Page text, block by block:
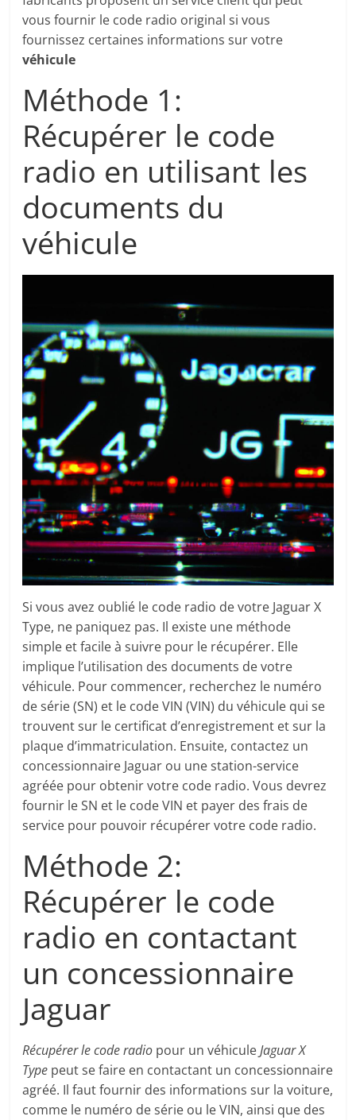
vous fournir le code radio original si vous
fournissez certaines informations sur votre
véhicule
Méthode 1:
Récupérer le code
radio en utilisant les
documents du
véhicule
Si vous avez oublié le code radio de votre Jaguar X
Type, ne paniquez pas. Il existe une méthode
simple et facile à suivre pour le récupérer. Elle
implique l’utilisation des documents de votre
véhicule. Pour commencer, recherchez le numéro
de série (SN) et le code VIN (VIN) du véhicule qui se
trouvent sur le certificat d’enregistrement et sur la
plaque d’immatriculation. Ensuite, contactez un
concessionnaire Jaguar ou une station-service
agréée pour obtenir votre code radio. Vous devrez
fournir le SN et le code VIN et payer des frais de
service pour pouvoir récupérer votre code radio.
Méthode 2:
Récupérer le code
radio en contactant
un concessionnaire
Jaguar
Récupérer le code radio pour un véhiculeJaguar X
Type peut se faire en contactant un concessionnaire
agréé. Il faut fournir des informations sur la voiture,
comme le numéro de série ou le VIN, ainsi que des